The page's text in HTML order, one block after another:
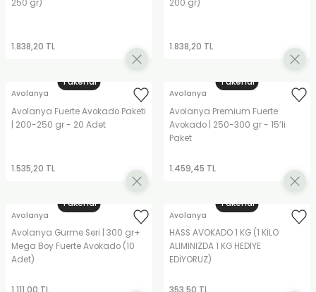
250 gr)
1.838,20 TL
200 gr)
1.838,20 TL
Tükendi
Avolanya
Avolanya Fuerte Avokado Paketi
| 200-250 gr - 20 Adet
1.535,20 TL
Tükendi
Avolanya
Avolanya Premium Fuerte
Avokado | 250-300 gr - 15’li
Paket
1.459,45 TL
Tükendi
Avolanya
Avolanya Gurme Seri | 300 gr+
Mega Boy Fuerte Avokado (10
Adet)
Tükendi
Avolanya
HASS AVOKADO 1 KG (1 KİLO
ALIMINIZDA 1 KG HEDİYE
EDİYORUZ)